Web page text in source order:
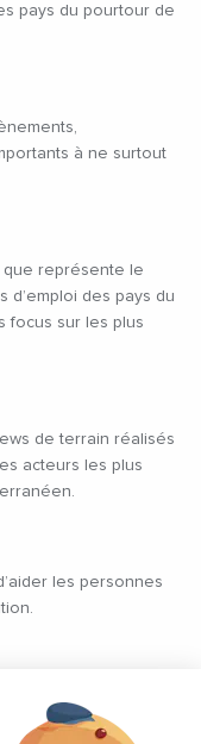
pays du pourtour de
à ne surtout
que représente le
d’emploi des pays du
focus sur les plus
de terrain réalisés
acteurs les plus
les personnes